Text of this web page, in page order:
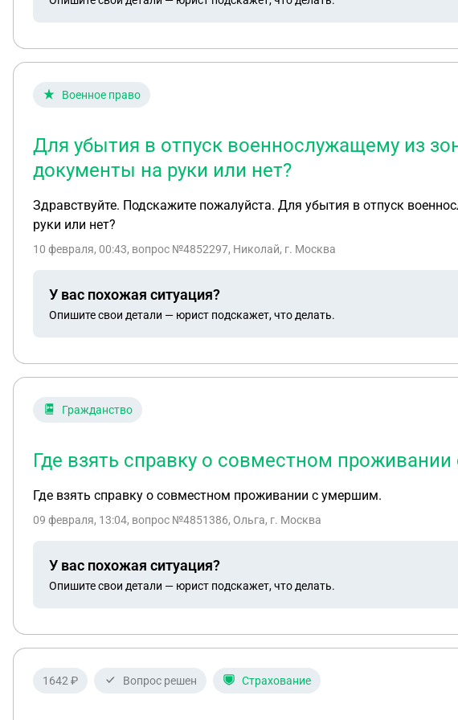
Военное право
Для убытия в отпуск военнослужащему из
документы на руки или нет?
Здравствуйте. Подскажите пожалуйста. Для убытия в отпуск
руки или нет?
10 февраля, 00:43, вопрос №4852297, Николай, г. Москва
У вас похожая ситуация?
Опишите свои детали — юрист подскажет, что делать.
Гражданство
Где взять справку о совместном
Где взять справку о совместном проживании с умершим.
09 февраля, 13:04, вопрос №4851386, Ольга, г. Москва
У вас похожая ситуация?
Опишите свои детали — юрист подскажет, что делать.
1642 ₽ Вопрос решен Страхование